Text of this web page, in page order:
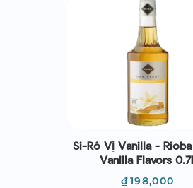
Si-Rô Vị Vanilla -
Vanilla Flavors
Giá
₫198,000